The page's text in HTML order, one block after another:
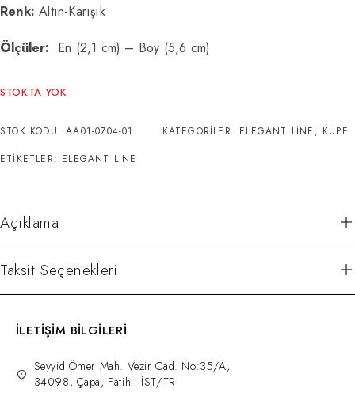
Renk: Altın-Karışık
Ölçüler: En (2,1 cm) – Boy (5,6 cm)
STOKTA YOK
STOK KODU:AA01-0704-01 KATEGORILER: ELEGANT LINE , KÜPE
ETIKETLER: ELEGANT LINE
Açıklama
Taksit Seçenekleri
İLETİŞİM BİLGİLERİ
Seyyid Ömer Mah. Vezir Cad. No:35/A,
34098, Çapa, Fatih - İST/TR